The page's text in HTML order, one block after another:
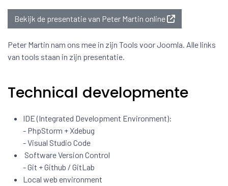
Bekijk de presentatie van Peter Martin online
Peter Martin nam ons mee in zijn Tools voor Joomla. Alle links
van tools staan in zijn presentatie.
Technical developmente
IDE (Integrated Development Environment):
- PhpStorm + Xdebug
- Visual Studio Code
Software Version Control
- Git + Github / GitLab
Local web environment